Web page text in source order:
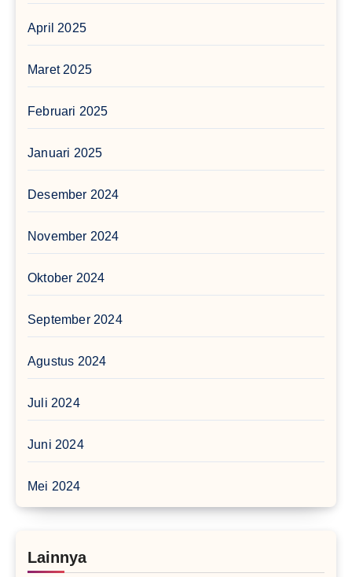
April 2025
Maret 2025
Februari 2025
Januari 2025
Desember 2024
November 2024
Oktober 2024
September 2024
Agustus 2024
Juli 2024
Juni 2024
Mei 2024
Lainnya